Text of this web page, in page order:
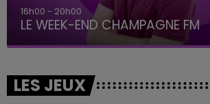
16h00 - 20h00
LE WEEK-END CHAMPAGNE FM
LES JEUX